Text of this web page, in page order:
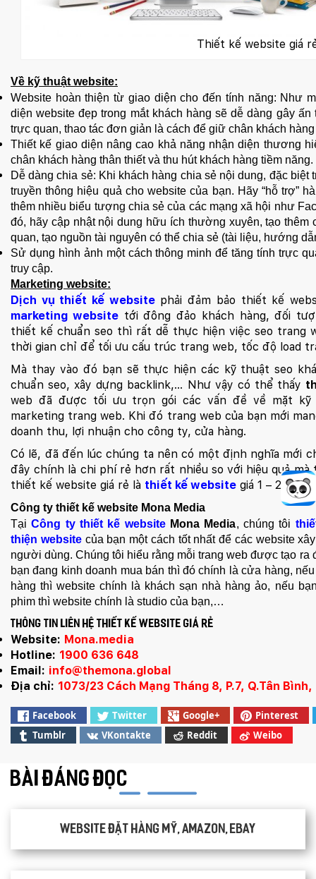
Thiết kế website giá
Về kỹ thuật website:
Website hoàn thiện từ giao diện cho đến tính năng: Như
diện website đẹp trong mắt khách hàng sẽ dễ dàng gây
trực quan, thao tác đơn giản là cách để giữ chân khách
Thiết kế giao diện nâng cao khả năng nhận diện thương
chân khách hàng thân thiết và thu hút khách hàng tiềm năng.
Dễ dàng chia sẻ: Khi khách hàng chia sẻ nội dung, đặc biệt
truyền thông hiệu quả cho website của bạn. Hãy “hỗ trợ”
thêm nhiều biểu tượng chia sẻ của các mạng xã hội như
đó, hãy cập nhật nội dung hữu ích thường xuyên, tạo thêm
quan, tạo nguồn tài nguyên có thể chia sẻ (tài liệu, hướng
Sử dụng hình ảnh một cách thông minh để tăng tính trực
truy cập.
Marketing website:
Dịch vụ thiết kế website phải đảm bảo thiết kế
marketing websitetới đông đảo khách hàng, đối
thiết kế chuẩn seo thì rất dễ thực hiện việc seo trang
thời gian chỉ để tối ưu cấu trúc trang web, tốc độ load
Mà thay vào đó bạn sẽ thực hiện các kỹ thuật seo
chuẩn seo, xây dựng backlink,… Như vậy có thể thấy
web đã được tối ưu trọn gói các vấn đề về mặt
marketing trang web. Khi đó trang web của bạn mới
doanh thu, lợi nhuận cho công ty, cửa hàng.
Có lẽ, đã đến lúc chúng ta nên có một định nghĩa mới
đây chính là chi phí rẻ hơn rất nhiều so với hiệu quả mà
thiết kế website giá rẻ là thiết kế website giá 1 – 2 triệu
Công ty thiết kế website Mona Media
TạiCông ty thiết kế website Mona Media, chúng tôi
thiện website của bạn một cách tốt nhất để các website
người dùng. Chúng tôi hiểu rằng mỗi trang web được tạo ra
bạn đang kinh doanh mua bán thì đó chính là cửa hàng,
hàng thì website chính là khách sạn nhà hàng ảo, nếu
phim thì website chính là studio của bạn,…
Thông tin liên hệ thiết kế website giá rẻ
Website: Mona.media
Hotline: 1900 636 648
Email: info@themona.global
Địa chỉ: 1073/23 Cách Mạng Tháng 8, P.7, Q.Tân Bình,
Facebook Twitter Google+
Pinterest
Tumblr
VKontakte Reddit Weibo
BÀI ĐÁNG ĐỌC
Website đặt hàng Mỹ, Amazon, Ebay
Website:quanly.mona.media
Mobile: